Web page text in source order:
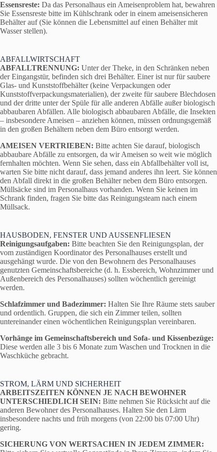
Essensreste: Da das Personalhaus ein Ameisenproblem hat, bewahren
Sie Essensreste bitte im Kühlschrank oder in einem ameisensicheren
Behälter auf (Sie können die Lebensmittel auf einen Behälter mit
Wasser stellen).
ABFALLWIRTSCHAFT
ABFALLTRENNUNG: Unter der Theke, in den Schränken neben
der Eingangstür, befinden sich drei Behälter. Einer ist nur für saubere
Glas- und Kunststoffbehälter (keine Verpackungen oder
Kunststoffverpackungsmaterialien), der zweite für saubere Blechdosen
und der dritte unter der Spüle für alle anderen Abfälle außer biologisch
abbaubaren Abfällen. Alle biologisch abbaubaren Abfälle, die Insekten
– insbesondere Ameisen – anziehen können, müssen ordnungsgemäß
in den großen Behältern neben dem Büro entsorgt werden.
AMEISEN VERTRIEBEN: Bitte achten Sie darauf, biologisch
abbaubare Abfälle zu entsorgen, da wir Ameisen so weit wie möglich
fernhalten möchten. Wenn Sie sehen, dass ein Abfallbehälter voll ist,
warten Sie bitte nicht darauf, dass jemand anderes ihn leert. Sie können
den Abfall direkt in die großen Behälter neben dem Büro entsorgen.
Müllsäcke sind im Personalhaus vorhanden. Wenn Sie keinen im
Schrank finden, fragen Sie bitte das Reinigungsteam nach einem
Müllsack.
HAUSBODEN, FENSTER UND AUSSENFLIESEN
Reinigungsaufgaben: Bitte beachten Sie den Reinigungsplan, der
vom zuständigen Koordinator des Personalhauses erstellt und
ausgehängt wurde. Die von den Bewohnern des Personalhauses
genutzten Gemeinschaftsbereiche (d. h. Essbereich, Wohnzimmer und
Außenbereich des Personalhauses) sollten wöchentlich gereinigt
werden.
Schlafzimmer und Badezimmer: Halten Sie Ihre Räume stets sauber
und ordentlich. Gruppen, die sich ein Zimmer teilen, sollten
untereinander einen wöchentlichen Reinigungsplan vereinbaren.
Vorhänge im Gemeinschaftsbereich und Sofa- und Kissenbezüge:
Diese werden alle 3 bis 6 Monate zum Waschen und Trocknen in die
Waschküche gebracht.
STROM, LÄRM UND SICHERHEIT
ARBEITSZEITEN KÖNNEN JE NACH BEWOHNER
UNTERSCHIEDLICH SEIN: Bitte nehmen Sie Rücksicht auf die
anderen Bewohner des Personalhauses. Halten Sie den Lärm
insbesondere nachts und früh morgens (von 22:00 bis 07:00 Uhr)
gering.
SICHERUNG VON WERTSACHEN IN JEDEM ZIMMER: